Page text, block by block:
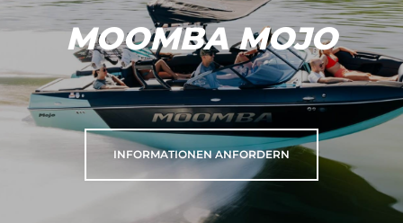
MOOMBA MOJO
INFORMATIONEN ANFORDERN